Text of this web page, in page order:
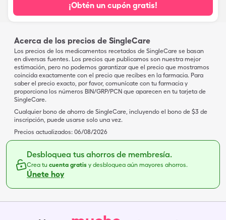
¡Obtén un cupón gratis!
Acerca de los precios de SingleCare
Los precios de los medicamentos recetados de SingleCare se basan
en diversas fuentes. Los precios que publicamos son nuestra mejor
estimación, pero no podemos garantizar que el precio que mostramos
coincida exactamente con el precio que recibes en la farmacia. Para
saber el precio exacto, por favor, comunícate con tu farmacia y
proporciona los números BIN/GRP/PCN que aparecen en tu tarjeta de
SingleCare.
Cualquier bono de ahorro de SingleCare, incluyendo el bono de $3 de
inscripción, puede usarse solo una vez.
Precios actualizados: 06/08/2026
Desbloquea tus ahorros de membresía.
Crea tu cuenta gratis y desbloquea aún mayores ahorros.
Únete hoy